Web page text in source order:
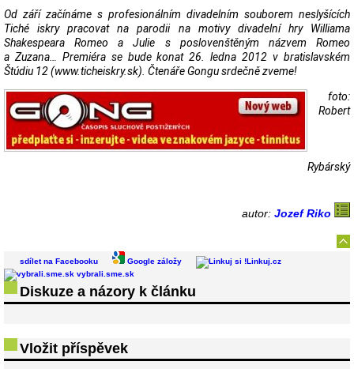
Od září začínáme s profesionálním divadelním souborem neslyšících
Tiché iskry pracovat na parodii na motivy divadelní hry Williama
Shakespeara Romeo a Julie s poslovenštěným názvem Romeo
a Zuzana… Premiéra se bude konat 26. ledna 2012 v bratislavském
Štúdiu 12 (www.ticheiskry.sk). Čtenáře Gongu srdečně zveme!
foto:
Robert
Rybárský
autor: Jozef Riko
sdílet na Facebooku Google záložy
Linkuj.cz
vybrali.sme.sk
Diskuze a názory k článku
Vložit příspěvek